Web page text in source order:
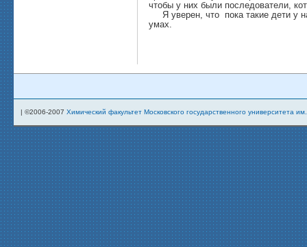
чтобы у них были последователи,
Я уверен, что пока такие дети у
умах.
| ©2006-2007 Химический факультет Московского государственного университета